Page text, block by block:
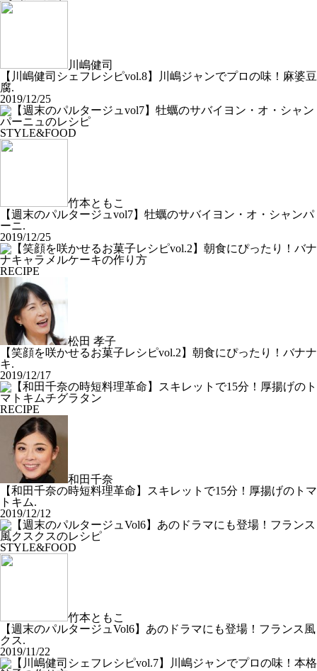
川嶋健司
【川嶋健司シェフレシピvol.8】川嶋ジャンでプロの味！麻婆豆
腐.
2019/12/25
STYLE&FOOD
竹本ともこ
【週末のパルタージュvol7】牡蠣のサバイヨン・オ・シャンパ
ーニ.
2019/12/25
RECIPE
松田 孝子
【笑顔を咲かせるお菓子レシピvol.2】朝食にぴったり！バナナ
キ.
2019/12/17
RECIPE
和田千奈
【和田千奈の時短料理革命】スキレットで15分！厚揚げのトマ
トキム.
2019/12/12
STYLE&FOOD
竹本ともこ
【週末のパルタージュVol6】あのドラマにも登場！フランス風
クス.
2019/11/22